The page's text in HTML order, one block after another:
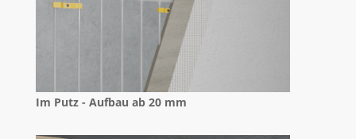
Im Putz - Aufbau ab 20 mm